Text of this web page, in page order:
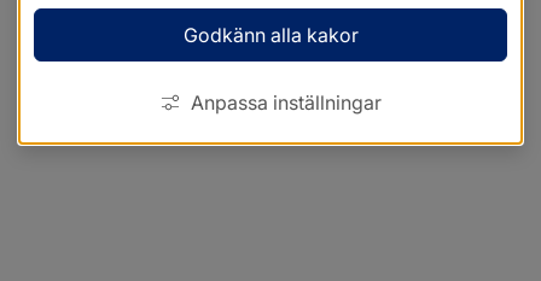
Godkänn alla kakor
Anpassa inställningar